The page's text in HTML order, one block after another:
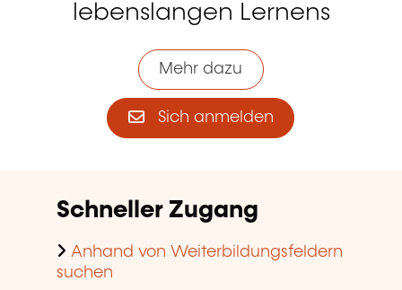
lebenslangen Lernens
Mehr dazu
Sich anmelden
Schneller Zugang
Anhand von Weiterbildungsfeldern
suchen